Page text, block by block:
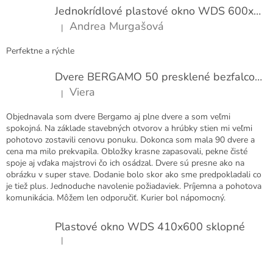
Jednokrídlové plastové okno WDS 600x1000
Hodnotenie produktu je 5 z 5 hviezdičiek.
| Andrea Murgašová
Perfektne a rýchle
Dvere BERGAMO 50 presklené bezfalcové EXTRA
Hodnotenie produktu je 5 z 5 hviezdičiek.
| Viera
Objednavala som dvere Bergamo aj plne dvere a som veľmi
spokojná. Na základe stavebných otvorov a hrúbky stien mi veľmi
pohotovo zostavili cenovu ponuku. Dokonca som mala 90 dvere a
cena ma milo prekvapila. Obložky krasne zapasovali, pekne čisté
spoje aj vďaka majstrovi čo ich osádzal. Dvere sú presne ako na
obrázku v super stave. Dodanie bolo skor ako sme predpokladali co
je tiež plus. Jednoduche navolenie požiadaviek. Príjemna a pohotova
komunikácia. Môžem len odporučiť. Kurier bol nápomocný.
Plastové okno WDS 410x600 sklopné
Hodnotenie produktu je 5 z 5 hviezdičiek.
|